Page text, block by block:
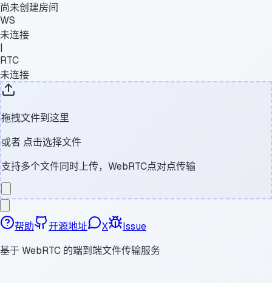
尚未创建房间
WS
未连接
|
RTC
未连接
拖拽文件到这里
或者 点击选择文件
支持多个文件同时上传，WebRTC点对点传输
帮助 开源地址 X
Issue
基于 WebRTC 的端到端文件传输服务